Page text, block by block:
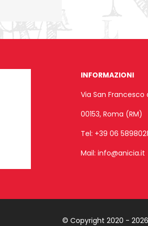
INFORMAZIONI
Via San Francesco
00153, Roma (RM)
Tel: +39 06
Mail: info@anicia.it
© Copyright 2020 -